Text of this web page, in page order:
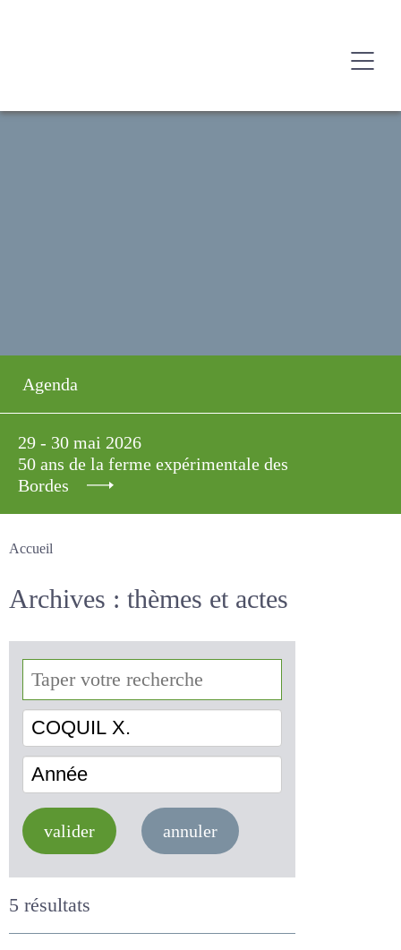
Agenda
29 - 30 mai 2026
50 ans de la ferme expérimentale des
Bordes
Accueil
Archives : thèmes et actes
COQUIL X.
Année
valider annuler
5 résultats